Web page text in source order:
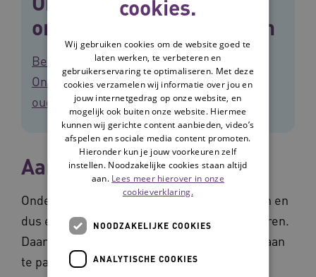
ondervoeding bij ouderen
Bekijk de factsheet van Kenniscentrum
Ondervoeding over ondervoeding bij
ouderen.
Aanpakken ondervoeding
Ondervoeding heeft veel negatieve gevolgen en
dus een grote invloed op het leven van ouderen.
Daarom is het belangrijk om ondervoeding aan
te pakken. Niet alleen om het gebrek aan
cookies.
Wij gebruiken cookies om de website goed te
laten werken, te verbeteren en
gebruikerservaring te optimaliseren. Met deze
cookies verzamelen wij informatie over jou en
jouw internetgedrag op onze website, en
mogelijk ook buiten onze website. Hiermee
kunnen wij gerichte content aanbieden, video’s
afspelen en sociale media content promoten.
Hieronder kun je jouw voorkeuren zelf
instellen. Noodzakelijke cookies staan altijd
aan. Lees meer hierover in onze
cookieverklaring.
NOODZAKELIJKE COOKIES
ANALYTISCHE COOKIES